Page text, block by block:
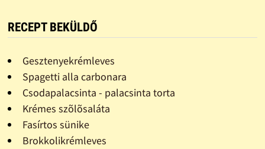
RECEPT BEKÜLDŐ
Gesztenyekrémleves
Spagetti alla carbonara
Csodapalacsinta - palacsinta torta
Krémes szõlõsaláta
Fasírtos sünike
Brokkolikrémleves